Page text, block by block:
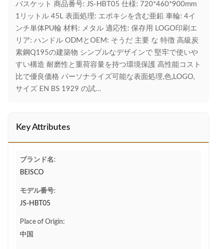
バスケット 商品番号: JS-HBT05 仕様: 720*460*900mm
1リットル 45L 表面処理: エポキシを含む亜鉛 車輪: 4イ
ンチ単体PU輪 材料: メタル 適応性: 保存用 LOGO印刷エ
リア: ハンドル ODMとOEM: そうだ 主要 な 特徴 高級炭
素鋼Q195の建築物 シンプルなデザインで 堅牢で使いや
すい構造 耐磨性と重荷容量を持つ環境保護 高性能コスト
比で優良価格 パーソナライズ可能な表面処理,色,LOGO,
サイズ EN BS 1929 の試...
Key Attributes
ブランド名:
BEISCO
モデル番号:
JS-HBT05
Place of Origin:
中国